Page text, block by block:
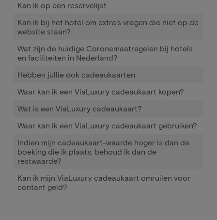
Kan ik op een reservelijst
Kan ik bij het hotel om extra’s vragen die niet op de
website staan?
Wat zijn de huidige Coronamaatregelen bij hotels
en faciliteiten in Nederland?
Hebben jullie ook cadeaukaarten
Waar kan ik een ViaLuxury cadeaukaart kopen?
Wat is een ViaLuxury cadeaukaart?
Waar kan ik een ViaLuxury cadeaukaart gebruiken?
Indien mijn cadeaukaart-waarde hoger is dan de
boeking die ik plaats, behoud ik dan de
restwaarde?
Kan ik mijn ViaLuxury cadeaukaart omruilen voor
contant geld?